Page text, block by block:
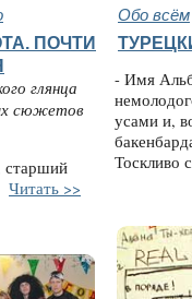
Обо всём
ПОЧТИ
глянца
сюжетов
старший
Читать >>
- Имя
усами и,
Тоскливо